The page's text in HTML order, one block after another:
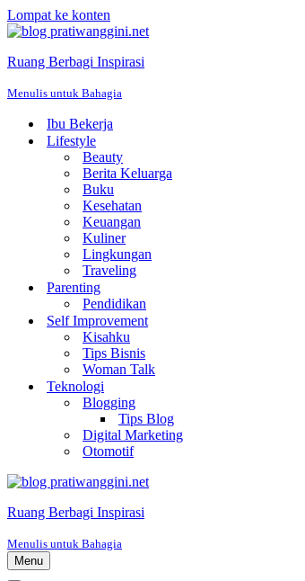
Lompat ke konten
Ruang Berbagi Inspirasi
Menulis untuk Bahagia
Ibu Bekerja
Lifestyle
Beauty
Berita Keluarga
Buku
Kesehatan
Keuangan
Kuliner
Lingkungan
Traveling
Parenting
Pendidikan
Self Improvement
Kisahku
Tips Bisnis
Woman Talk
Teknologi
Blogging
Tips Blog
Digital Marketing
Otomotif
Ruang Berbagi Inspirasi
Menulis untuk Bahagia
Menu
Menu